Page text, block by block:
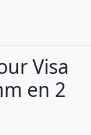
Visa
en 2